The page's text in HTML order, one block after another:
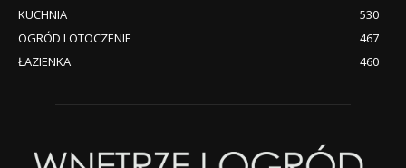
KUCHNIA
530
OGRÓD I OTOCZENIE
467
ŁAZIENKA
460